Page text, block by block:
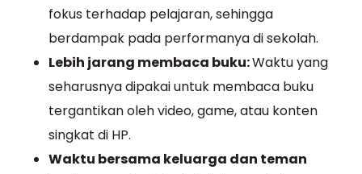
fokus terhadap pelajaran, sehingga
berdampak pada performanya di sekolah.
Lebih jarang membaca buku:Waktu yang
seharusnya dipakai untuk membaca buku
tergantikan oleh video, game, atau konten
singkat di HP.
Waktu bersama keluarga dan teman